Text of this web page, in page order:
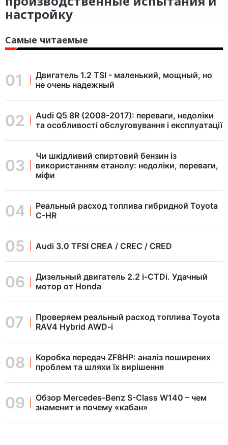
настройку
Самые читаемые
Двигатель 1.2 TSI - маленький, мощный, но
не очень надежный
Audi Q5 8R (2008-2017): переваги, недоліки
та особливості обслуговування і експлуатації
Чи шкідливий спиртовий бензин із
використанням етанолу: недоліки, переваги,
міфи
Реальный расход топлива гибридной Toyota
C-HR
Audi 3.0 TFSI CREA / CREC / CRED
Дизельный двигатель 2.2 i-CTDi. Удачный
мотор от Honda
Проверяем реальный расход топлива Toyota
RAV4 Hybrid AWD-i
Коробка передач ZF8HP: аналіз поширених
проблем та шляхи їх вирішення
Обзор Mercedes-Benz S-Class W140 – чем
знаменит и почему «кабан»